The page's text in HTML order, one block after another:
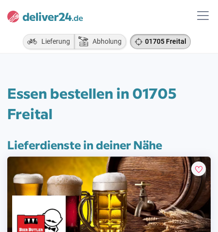
Lieferung Abholung 01705 Freital
Essen bestellen in 01705
Freital
Lieferdienste in deiner Nähe